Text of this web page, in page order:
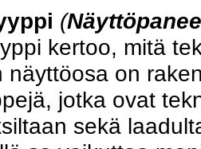
(
kertoo, mitä
näyttöosa on
jotka ovat
sekä